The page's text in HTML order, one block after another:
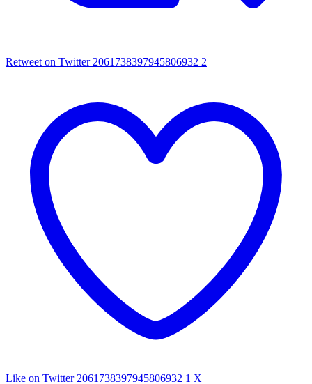
Retweet on Twitter 2061738397945806932 2
Like on Twitter 2061738397945806932 1 X